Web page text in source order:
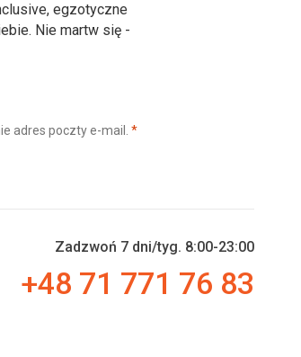
egzotyczne
Nie martw się -
adres poczty e-mail. *(wymagane)
Zadzwoń 7 dni/tyg. 8:00-23:00
+48 71 771 76 83